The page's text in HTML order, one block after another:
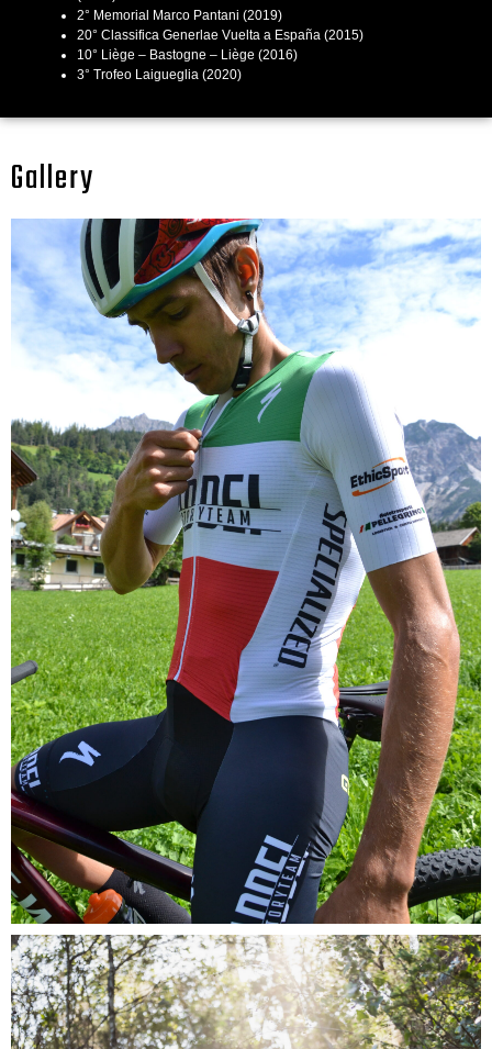
2° Memorial Marco Pantani (2019)
20° Classifica Generlae Vuelta a España (2015)
10° Liège – Bastogne – Liège (2016)
3° Trofeo Laigueglia (2020)
Gallery